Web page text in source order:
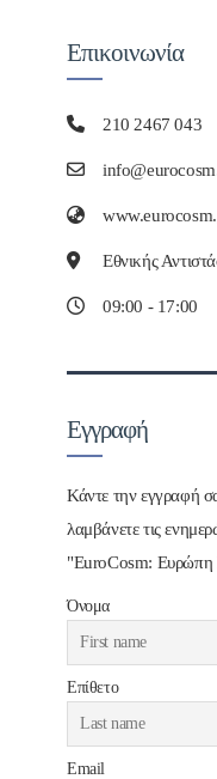
Επικοινωνία
210 2467 043
Εθνικής
09:00 - 17:00
Εγγραφή
Κάντε την εγγραφή
λαμβάνετε τις
"EuroCosm: Ευρώπη
Όνομα
Επίθετο
Email